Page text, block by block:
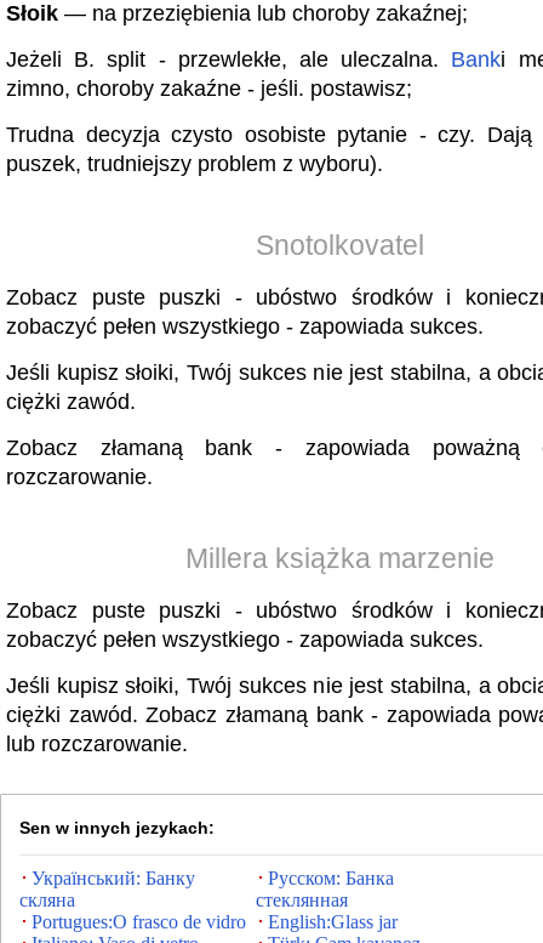
Słoik — na przeziębienia lub choroby zakaźnej;
Jeżeli B. split - przewlekłe, ale uleczalna. Banki
zimno, choroby zakaźne - jeśli. postawisz;
Trudna decyzja czysto osobiste pytanie - czy.
puszek, trudniejszy problem z wyboru).
Snotolkovatel
Zobacz puste puszki - ubóstwo środków i
zobaczyć pełen wszystkiego - zapowiada sukces.
Jeśli kupisz słoiki, Twój sukces nie jest stabilna, a
ciężki zawód.
Zobacz złamaną bank - zapowiada poważną
rozczarowanie.
Millera książka marzenie
Zobacz puste puszki - ubóstwo środków i
zobaczyć pełen wszystkiego - zapowiada sukces.
Jeśli kupisz słoiki, Twój sukces nie jest stabilna, a
ciężki zawód. Zobacz złamaną bank - zapowiada
lub rozczarowanie.
Sen w innych jezykach:
Український: Банку
скляна
Русском: Банка
стеклянная
Portugues:O frasco de vidro
English:Glass jar